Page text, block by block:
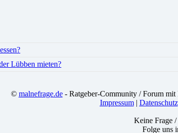
Lübben mieten?
© malnefrage.de- Ratgeber-Community / Forum mit
Impressum| Datenschutz
Keine Frage
Folge uns